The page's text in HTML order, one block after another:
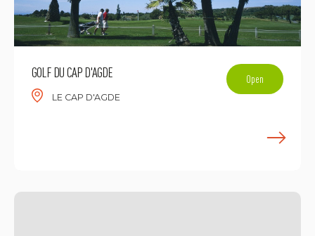
GOLF DU CAP D'AGDE
LE CAP D'AGDE
Open